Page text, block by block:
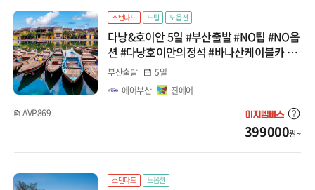
스탠다드 노팁 노옵션
다낭&호이안 5일 #부산출발 #NO팁 #NO옵
션 #다낭호이안의정석 #바나산케이블카 #
마사지2시간 #호이안시티투어 패키지
부산출발
5일
에어부산
진에어
AVP869
399000원 ~
스탠다드 노옵션